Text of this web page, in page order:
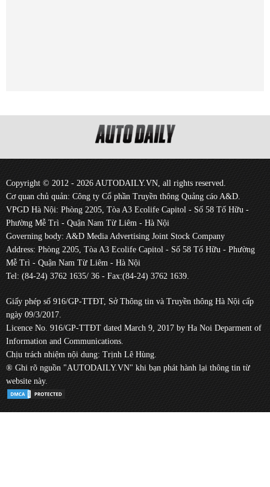
Copyright © 2012 - 2026 AUTODAILY.VN, all rights reserved.
Cơ quan chủ quản: Công ty Cổ phần Truyền thông Quảng cáo A&D.
VPGD Hà Nội: Phòng 2205, Tòa A3 Ecolife Capitol - Số 58 Tố Hữu -
Phường Mễ Trì - Quận Nam Từ Liêm - Hà Nội
Governing body: A&D Media Advertising Joint Stock Company
Address: Phòng 2205, Tòa A3 Ecolife Capitol - Số 58 Tố Hữu - Phường
Mễ Trì - Quận Nam Từ Liêm - Hà Nội
Tel: (84-24) 3762 1635/ 36 - Fax:(84-24) 3762 1639.
Giấy phép số 916/GP-TTĐT, Sở Thông tin và Truyền thông Hà Nội cấp
ngày 09/3/2017.
Licence No. 916/GP-TTĐT dated March 9, 2017 by Ha Noi Deparment of
Information and Communications.
Chịu trách nhiệm nội dung: Trịnh Lê Hùng.
® Ghi rõ nguồn "AUTODAILY.VN" khi bạn phát hành lại thông tin từ
website này.